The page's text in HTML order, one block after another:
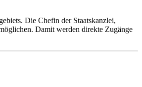
Die Chefin der Staatskanzlei,
Damit werden direkte Zugänge